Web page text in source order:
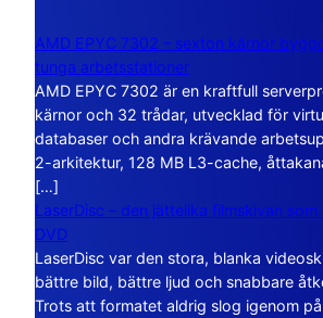
AMD EPYC 7302 – sexton kärnor
tunga arbetsstationer
AMD EPYC 7302 är en kraftfull
kärnor och 32 trådar, utvecklad för
databaser och andra krävande
2-arkitektur, 128 MB L3-cache,
[…]
LaserDisc – den jättelika filmskivan
DVD
LaserDisc var den stora, blanka
bättre bild, bättre ljud och snabbare
Trots att formatet aldrig slog igenom